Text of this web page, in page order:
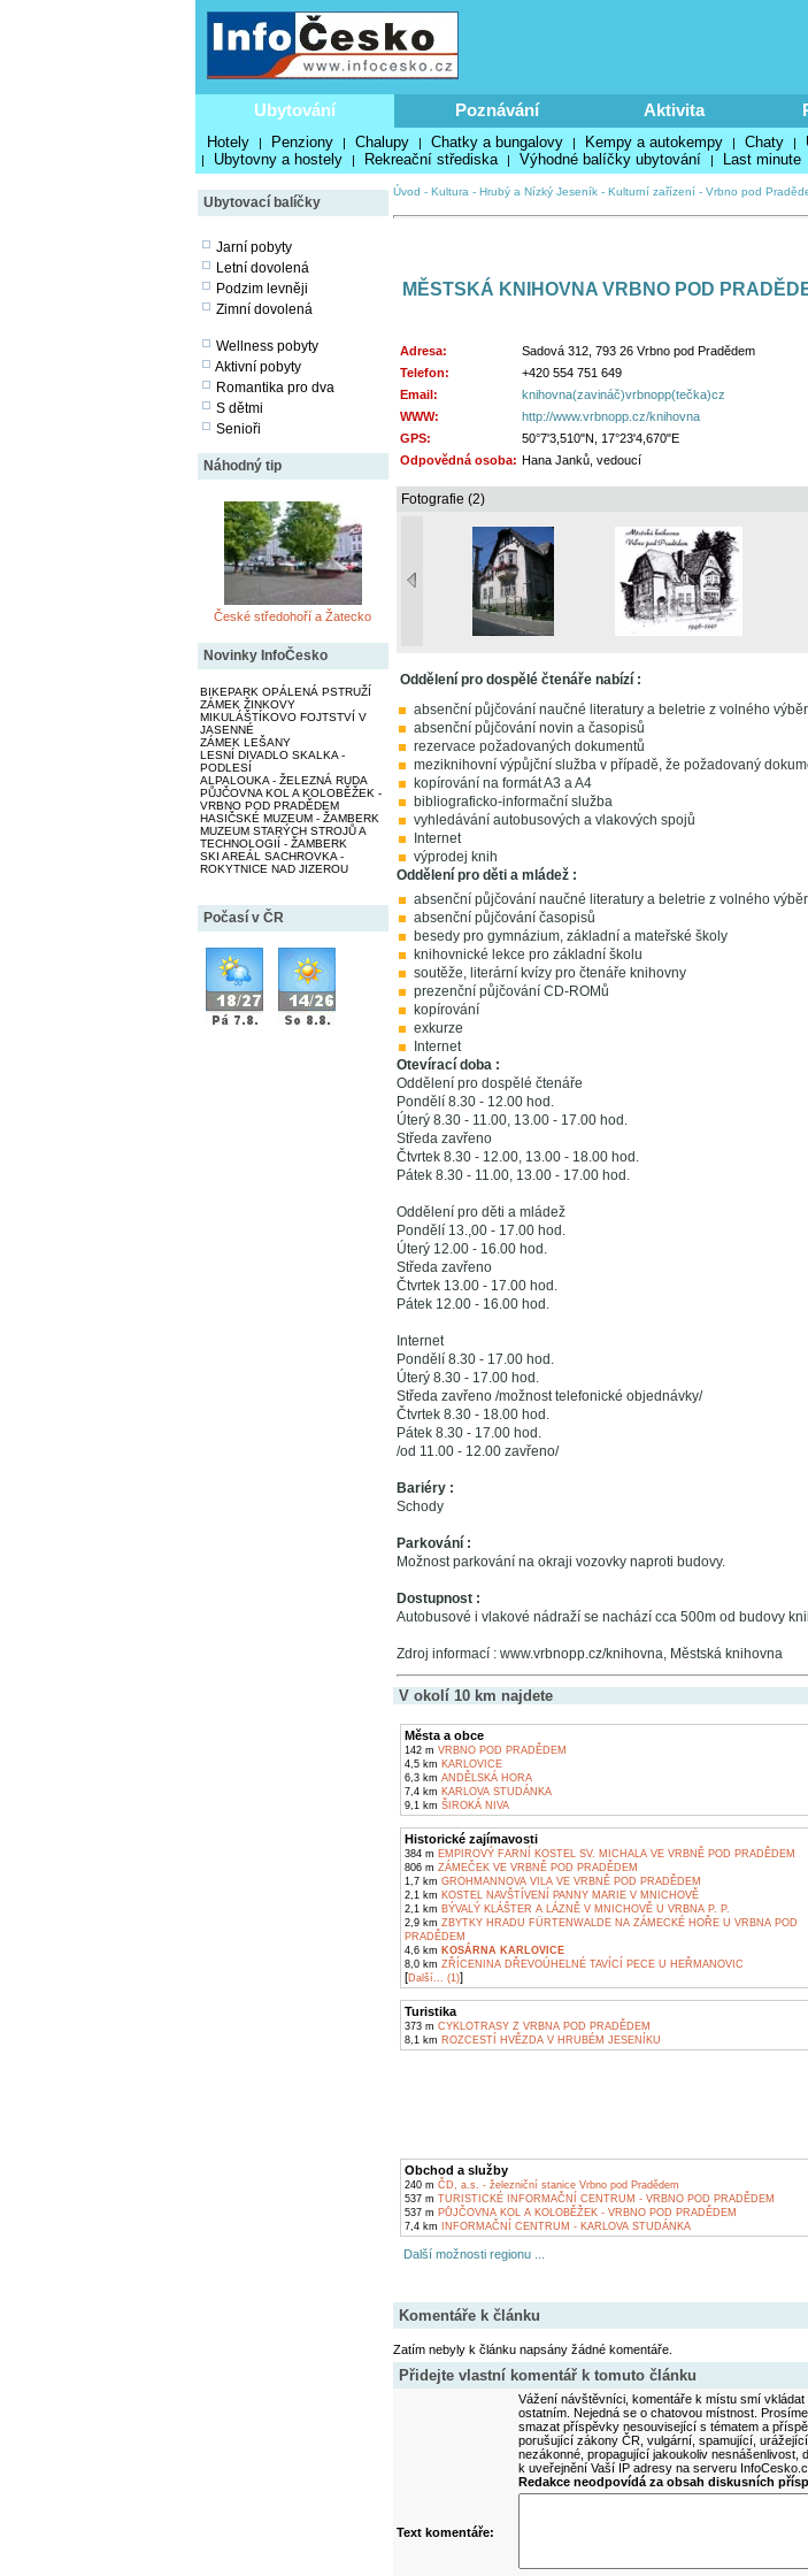
Ubytování Poznávání Aktivita
Hotely | Penziony | Chalupy | Chatky a bungalovy | Kempy a autokempy | Chaty |
| Ubytovny a hostely | Rekreační střediska | Výhodné balíčky ubytování | Last minute
Ubytovací balíčky
Jarní pobyty
Letní dovolená
Podzim levněji
Zimní dovolená
Wellness pobyty
Aktivní pobyty
Romantika pro dva
S dětmi
Senioři
Náhodný tip
České středohoří a Žatecko
Novinky InfoČesko
BIKEPARK OPÁLENÁ PSTRUŽÍ
ZÁMEK ŽINKOVY
MIKULÁŠTÍKOVO FOJTSTVÍ V
JASENNÉ
ZÁMEK LEŠANY
LESNÍ DIVADLO SKALKA -
PODLESÍ
ALPALOUKA - ŽELEZNÁ RUDA
PŮJČOVNA KOL A KOLOBĚŽEK -
VRBNO POD PRADĚDEM
HASIČSKÉ MUZEUM - ŽAMBERK
MUZEUM STARÝCH STROJŮ A
TECHNOLOGIÍ - ŽAMBERK
SKI AREÁL SACHROVKA -
ROKYTNICE NAD JIZEROU
Počasí v ČR
Úvod - Kultura - Hrubý a Nízký Jeseník- Kulturní zařízení- Vrbno pod
MĚSTSKÁ KNIHOVNA VRBNO POD
Adresa:
Sadová 312, 793 26 Vrbno pod Pradědem
Telefon:
+420 554 751 649
Email:
knihovna(zavináč)vrbnopp(tečka)cz
WWW:
http://www.vrbnopp.cz/knihovna
GPS:
50°7'3,510"N, 17°23'4,670"E
Odpovědná osoba: Hana Janků, vedoucí
Fotografie (2)
Oddělení pro dospělé čtenáře nabízí :
absenční půjčování naučné literatury a beletrie z volného
absenční půjčování novin a časopisů
rezervace požadovaných dokumentů
meziknihovní výpůjční služba v případě, že požadovaný
kopírování na formát A3 a A4
bibliograficko-informační služba
vyhledávání autobusových a vlakových spojů
Internet
výprodej knih
Oddělení pro děti a mládež :
absenční půjčování naučné literatury a beletrie z volného
absenční půjčování časopisů
besedy pro gymnázium, základní a mateřské školy
knihovnické lekce pro základní školu
soutěže, literární kvízy pro čtenáře knihovny
prezenční půjčování CD-ROMů
kopírování
exkurze
Internet
Otevírací doba :
Oddělení pro dospělé čtenáře
Pondělí 8.30 - 12.00 hod.
Úterý 8.30 - 11.00, 13.00 - 17.00 hod.
Středa zavřeno
Čtvrtek 8.30 - 12.00, 13.00 - 18.00 hod.
Pátek 8.30 - 11.00, 13.00 - 17.00 hod.
Oddělení pro děti a mládež
Pondělí 13.,00 - 17.00 hod.
Úterý 12.00 - 16.00 hod.
Středa zavřeno
Čtvrtek 13.00 - 17.00 hod.
Pátek 12.00 - 16.00 hod.
Internet
Pondělí 8.30 - 17.00 hod.
Úterý 8.30 - 17.00 hod.
Středa zavřeno /možnost telefonické objednávky/
Čtvrtek 8.30 - 18.00 hod.
Pátek 8.30 - 17.00 hod.
/od 11.00 - 12.00 zavřeno/
Bariéry :
Schody
Parkování :
Možnost parkování na okraji vozovky naproti budovy.
Dostupnost :
Autobusové i vlakové nádraží se nachází cca 500m od budovy
Zdroj informací : www.vrbnopp.cz/knihovna, Městská knihovna
V okolí 10 km najdete
Města a obce
142 m VRBNO POD PRADĚDEM
4,5 km KARLOVICE
6,3 km ANDĚLSKÁ HORA
7,4 km KARLOVA STUDÁNKA
9,1 km ŠIROKÁ NIVA
Historické zajímavosti
384 m EMPIROVÝ FARNÍ KOSTEL SV. MICHALA VE VRBNĚ POD PRADĚDEM
806 m ZÁMEČEK VE VRBNĚ POD PRADĚDEM
1,7 km GROHMANNOVA VILA VE VRBNĚ POD PRADĚDEM
2,1 km KOSTEL NAVŠTÍVENÍ PANNY MARIE V MNICHOVĚ
2,1 km BÝVALÝ KLÁŠTER A LÁZNĚ V MNICHOVĚ U VRBNA P. P.
2,9 km ZBYTKY HRADU FÜRTENWALDE NA ZÁMECKÉ HOŘE U VRBNA POD
PRADĚDEM
4,6 km KOSÁRNA KARLOVICE
8,0 km ZŘÍCENINA DŘEVOÚHELNÉ TAVÍCÍ PECE U HEŘMANOVIC
[Další... (1)]
Turistika
373 m CYKLOTRASY Z VRBNA POD PRADĚDEM
8,1 km ROZCESTÍ HVĚZDA V HRUBÉM JESENÍKU
Obchod a služby
240 m ČD, a.s. - železniční stanice Vrbno pod Pradědem
537 m TURISTICKÉ INFORMAČNÍ CENTRUM - VRBNO POD PRADĚDEM
537 m PŮJČOVNA KOL A KOLOBĚŽEK - VRBNO POD PRADĚDEM
7,4 km INFORMAČNÍ CENTRUM - KARLOVA STUDÁNKA
Další možnosti regionu ...
Komentáře k článku
Zatím nebyly k článku napsány žádné komentáře.
Přidejte vlastní komentář k tomuto článku
Vážení návštěvníci, komentáře k místu smí
ostatním. Nejedná se o chatovou místnost.
smazat příspěvky nesouvisející s tématem a
porušující zákony ČR, vulgární, spamující,
nezákonné, propagující jakoukoliv nesnášenlivost,
k uveřejnění Vaší IP adresy na serveru
Redakce neodpovídá za obsah diskusních
Text komentáře: